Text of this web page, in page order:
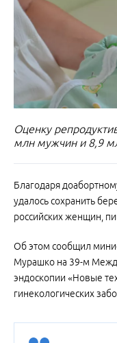
Оценку
млн мужчин и 8,9
Благодаря
удалось сохранить
российских женщин,
Об этом сообщил
Мурашко на 39-м
эндоскопии «Новые
гинекологических